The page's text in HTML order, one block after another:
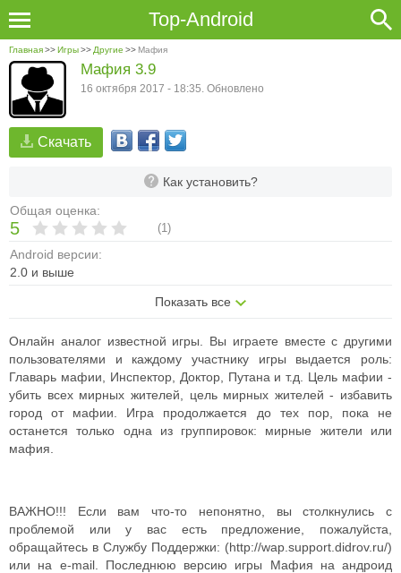
Top-Android
Главная>>Игры>> Другие >> Мафия
Скачать
Как установить?
Общая оценка:
5 (1)
Android версии:
2.0 и выше
Показать все
Мафия 3.9
16 октября 2017 - 18:35. Обновлено
Онлайн аналог известной игры. Вы играете вместе с другими
пользователями и каждому участнику игры выдается роль:
Главарь мафии, Инспектор, Доктор, Путана и т.д. Цель мафии -
убить всех мирных жителей, цель мирных жителей - избавить
город от мафии. Игра продолжается до тех пор, пока не
останется только одна из группировок: мирные жители или
мафия.
ВАЖНО!!! Если вам что-то непонятно, вы столкнулись с
проблемой или у вас есть предложение, пожалуйста,
обращайтесь в Службу Поддержки: (http://wap.support.didrov.ru/)
или на e-mail. Последнюю версию игры Мафия на андроид